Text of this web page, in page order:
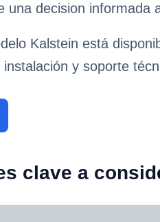
una decision informada
Kalstein está
y soporte
clave a